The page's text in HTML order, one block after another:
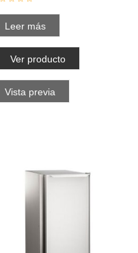
Leer más
Ver producto
Vista previa